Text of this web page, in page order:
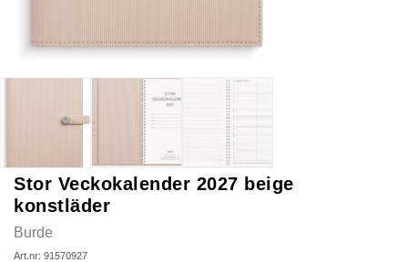
Stor Veckokalender 2027 beige
konstläder
Burde
Art.nr: 91570927